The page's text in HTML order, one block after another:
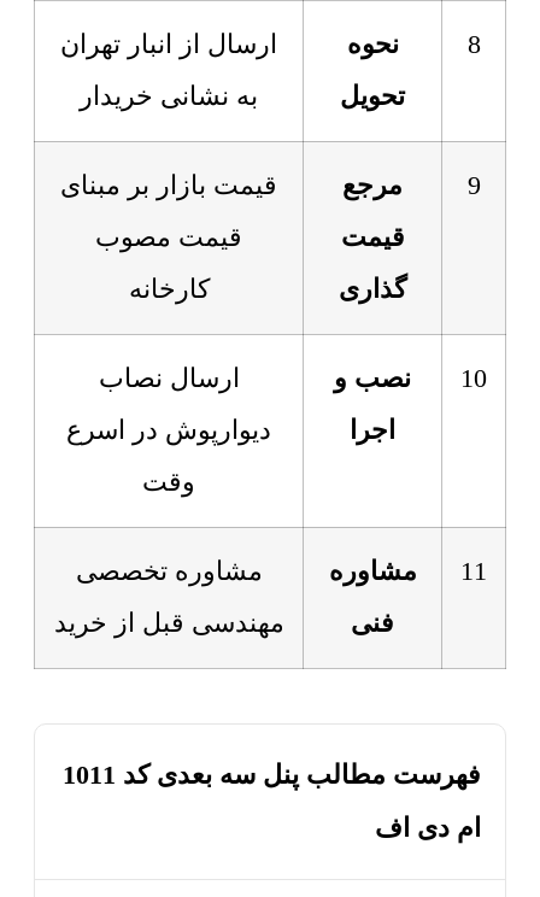
8
نحوه
تحویل
ارسال از انبار تهران
به نشانی خریدار
9
مرجع
قیمت
گذاری
قیمت بازار بر مبنای
قیمت مصوب
کارخانه
10
نصب و
اجرا
ارسال نصاب
دیوارپوش در اسرع
وقت
11
مشاوره
فنی
مشاوره تخصصی
مهندسی قبل از خرید
فهرست مطالب پنل سه بعدی کد 1011
ام دی اف